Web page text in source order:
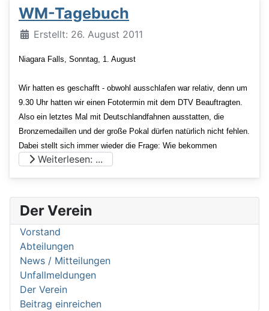
Der Verein
Vorstand
Abteilungen
News / Mitteilungen
Unfallmeldungen
Der Verein
Beitrag einreichen
WM-Tagebuch
DetailsErstellt: 26. August 2011
Niagara Falls, Sonntag, 1. August
Wir hatten es geschafft - obwohl ausschlafen war relativ, denn um
9.30 Uhr hatten wir einen Fototermin mit dem DTV Beauftragten.
Also ein letztes Mal mit Deutschlandfahnen ausstatten, die
Bronzemedaillen und der große Pokal dürfen natürlich nicht fehlen.
Dabei stellt sich immer wieder die Frage: Wie bekommen
Weiterlesen: ...